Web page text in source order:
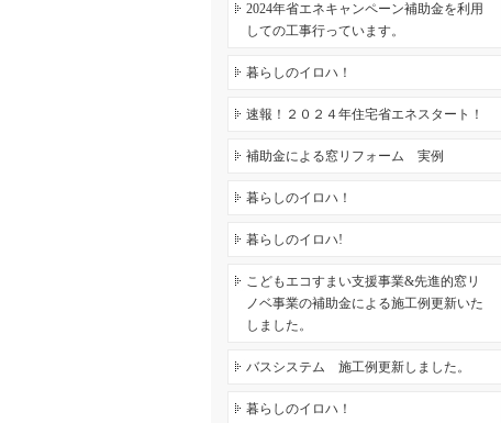
2024年省エネキャンペーン補助金を利用
しての工事行っています。
暮らしのイロハ！
速報！２０２４年住宅省エネスタート！
補助金による窓リフォーム 実例
暮らしのイロハ！
暮らしのイロハ!
こどもエコすまい支援事業&先進的窓リ
ノベ事業の補助金による施工例更新いた
しました。
バスシステム 施工例更新しました。
暮らしのイロハ！